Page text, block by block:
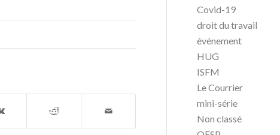
Covid-19
droit du travail
événement
HUG
ISFM
Le Courrier
mini-série
Non classé